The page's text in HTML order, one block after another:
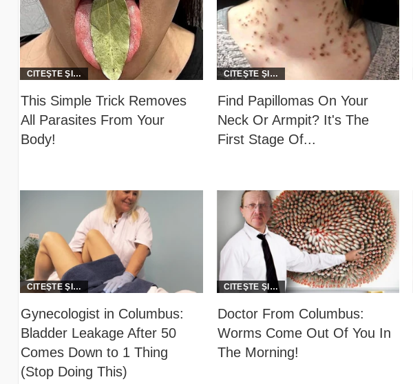
This Simple Trick Removes
All Parasites From Your
Body!
Find Papillomas On Your
Neck Or Armpit? It's The
First Stage Of...
Gynecologist in Columbus:
Bladder Leakage After 50
Comes Down to 1 Thing
(Stop Doing This)
Doctor From Columbus:
Worms Come Out Of You In
The Morning!